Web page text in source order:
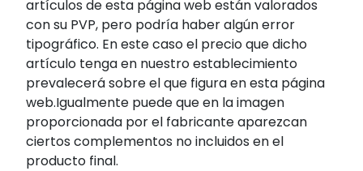
artículos de esta página web están valorados
con su PVP, pero podría haber algún error
tipográfico. En este caso el precio que dicho
artículo tenga en nuestro establecimiento
prevalecerá sobre el que figura en esta página
web.Igualmente puede que en la imagen
proporcionada por el fabricante aparezcan
ciertos complementos no incluidos en el
producto final.